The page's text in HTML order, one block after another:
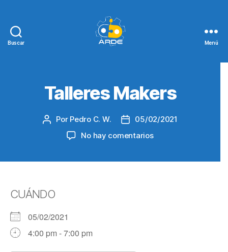
Buscar Menú
Talleres Makers
Autor
Por Pedro C. W.
Fecha
de
05/02/2021
No hay comentariosen
CUÁNDO
05/02/2021
4:00 pm - 7:00 pm